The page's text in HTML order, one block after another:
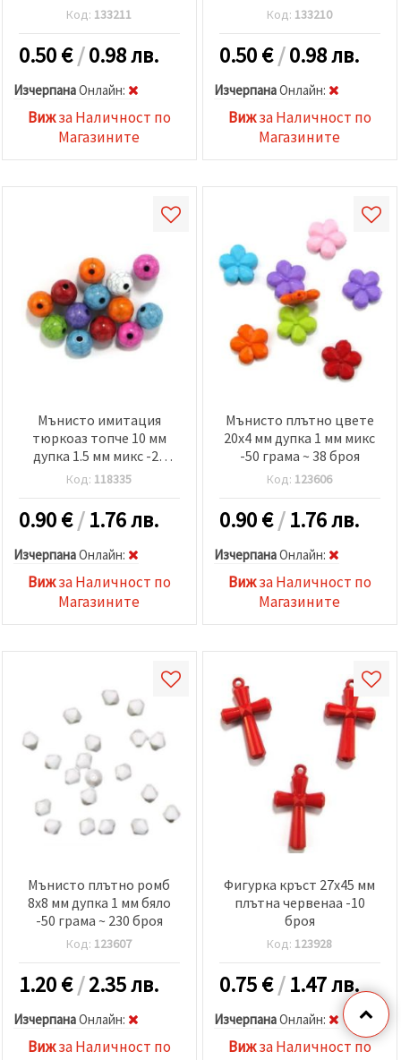
броя
Код: 133211
0.50€/0.98 лв.
ИзчерпанаOнлайн:
Вижза Наличност по
Магазините
броя
Код: 133210
0.50€/0.98 лв.
ИзчерпанаOнлайн:
Вижза Наличност по
Магазините
Мънисто имитация
тюркоаз топче 10 мм
дупка 1.5 мм микс -20
грама ~35 броя
Код: 118335
0.90€/1.76 лв.
ИзчерпанаOнлайн:
Вижза Наличност по
Магазините
Мънисто плътно цвете
20x4 мм дупка 1 мм микс
-50 грама ~ 38 броя
Код: 123606
0.90€/1.76 лв.
ИзчерпанаOнлайн:
Вижза Наличност по
Магазините
Мънисто плътно ромб
8x8 мм дупка 1 мм бяло
-50 грама ~ 230 броя
Код: 123607
1.20€/2.35 лв.
ИзчерпанаOнлайн:
Вижза Наличност по
Фигурка кръст 27x45 мм
плътна червенаа -10
броя
Код: 123928
0.75€/1.47 лв.
ИзчерпанаOнлайн:
Вижза Наличност по